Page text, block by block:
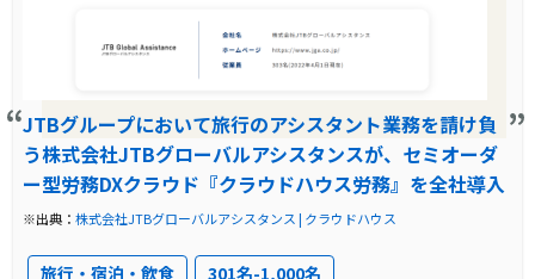
導入前の課題に対する解決策
ス化と業務プロセスのデジタル化を進め、業務
効率と可視化を実現。
製品の導入により改善した業務
JTBグループにおいて旅行のアシスタント業務を請け負
う株式会社JTBグローバルアシスタンスが、セミオーダ
ー型労務DXクラウド『クラウドハウス労務』を全社導入
※出典：株式会社JTBグローバルアシスタンス | クラウドハウス
旅行・宿泊・飲食 301名-1,000名